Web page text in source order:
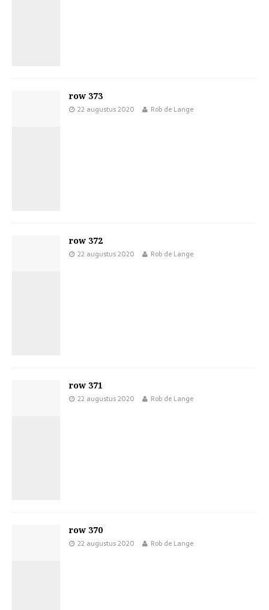
row 373
22 augustus 2020 Rob de Lange
row 372
22 augustus 2020 Rob de Lange
row 371
22 augustus 2020 Rob de Lange
row 370
22 augustus 2020 Rob de Lange